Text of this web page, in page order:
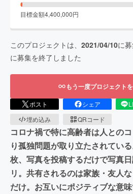
目標金額4,400,000円
このプロジェクトは、 2021/04/10に
に募集を終了しました
もう一度プロジェクト
ポスト シェア
埋め込み
QRコード
コロナ禍で特に高齢者は人との
り孤独問題が取り立たされてい
枚、写真を投稿するだけで写真
リ。共有されるのは家族・友人
だけ。お互いにポジティブな意